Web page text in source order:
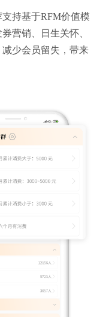
持基于RFM价值模
营销、日生关怀、
少会员留失，带来